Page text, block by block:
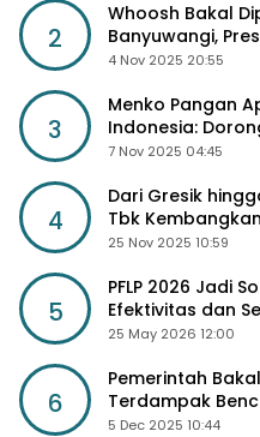
2
Whoosh Bakal
Banyuwangi,
Sosial Lebih Besar
4 Nov 2025 20:55
3
Menko Pangan
Indonesia:
Diskon Harga
7 Nov 2025 04:45
4
Dari Gresik
Tbk
Depan
25 Nov 2025 10:59
5
PFLP 2026 Jadi
Efektivitas dan
25 May 2026 12:00
6
Pemerintah
Terdampak
5 Dec 2025 10:44